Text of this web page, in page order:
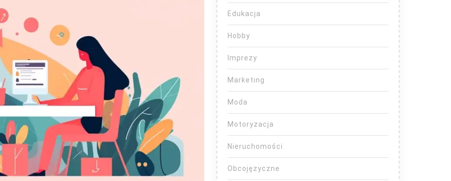
Edukacja
Hobby
Imprezy
Marketing
Moda
Motoryzacja
Nieruchomości
Obcojęzyczne